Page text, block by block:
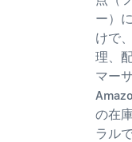
Amazon
出品ブ
Amazon出
品サービス
公式が提供
するネット
ー）
けで
理、
マー
の在
ラル